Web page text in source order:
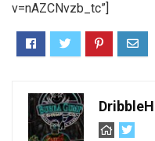
v=nAZCNvzb_tc”]